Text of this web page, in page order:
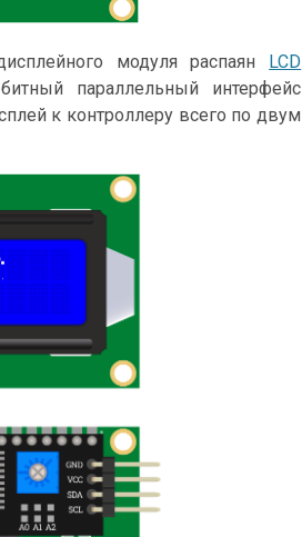
модуля распаян
LCD
параллельный интерфейс
к контроллеру всего по двум